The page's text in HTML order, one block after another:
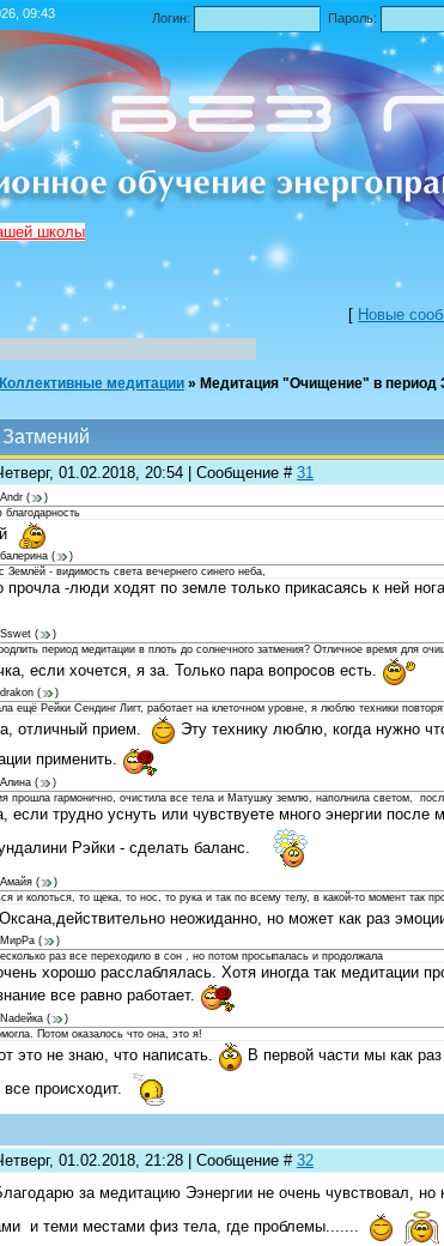
09:43 Логин: Пароль:
школы
[ Новые
Коллективные медитации » Медитация "Очищение" в период
01.02.2018, 20:54 | Сообщение # 31
Andr (
)
балерина (
)
Землёй - видимость света вечернего синего неба,
прочла -люди ходят по земле только прикасаясь к ней
Sswet (
)
период медитации в плоть до солнечного затмения? Отличное время для
если хочется, я за. Только пара вопросов есть.
drakon (
)
ещё Рейки Сендинг Лигт, работает на клеточном уровне, я люблю техники
отличный прием.
Эту технику люблю, когда нужно
применить.
Алина (
)
прошла гармонично, очистила все тела и Матушку землю, наполнила светом,
если трудно уснуть или чувствуете много энергии
Рэйки - сделать баланс.
Амайя (
)
и колоться, то щека, то нос, то рука и так по всему телу, в какой-то момент так
неожиданно, но может как раз
МирРа (
)
раз все переходило в сон , но потом просыпалась и продолжала
хорошо расслаблялась. Хотя иногда так медитации
все равно работает.
Nadeйка (
)
Потом оказалось что она, это я!
это не знаю, что написать.
В первой части мы как
происходит.
01.02.2018, 21:28 | Сообщение # 32
за медитацию Ээнергии не очень чувствовал,
и теми местами физ тела, где проблемы.......